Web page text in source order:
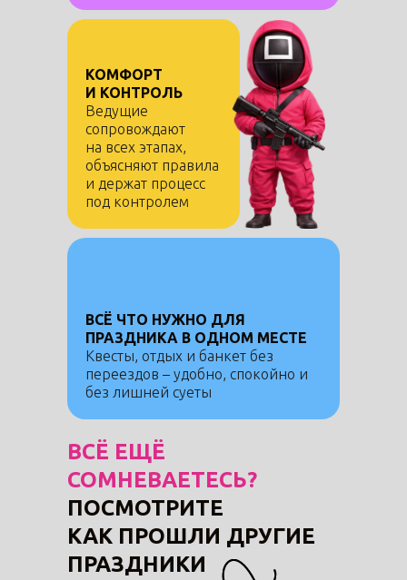
КОМФОРТ
И КОНТРОЛЬ
Ведущие
сопровождают
на всех этапах,
объясняют правила
и держат процесс
под контролем
ВСЁ ЧТО НУЖНО ДЛЯ
ПРАЗДНИКА В ОДНОМ МЕСТЕ
Квесты, отдых и банкет без
переездов – удобно, спокойно и
без лишней суеты
ВСЁ ЕЩЁ
СОМНЕВАЕТЕСЬ?
ПОСМОТРИТЕ
КАК ПРОШЛИ ДРУГИЕ
ПРАЗДНИКИ
Получить расчет и подарок